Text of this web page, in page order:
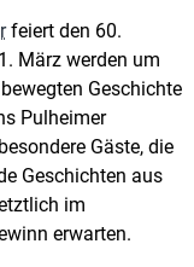
feiert den 60.
März werden um
Geschichte
Pulheimer
Gäste, die
Geschichten aus
im
erwarten.